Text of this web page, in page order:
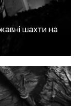
шахти на